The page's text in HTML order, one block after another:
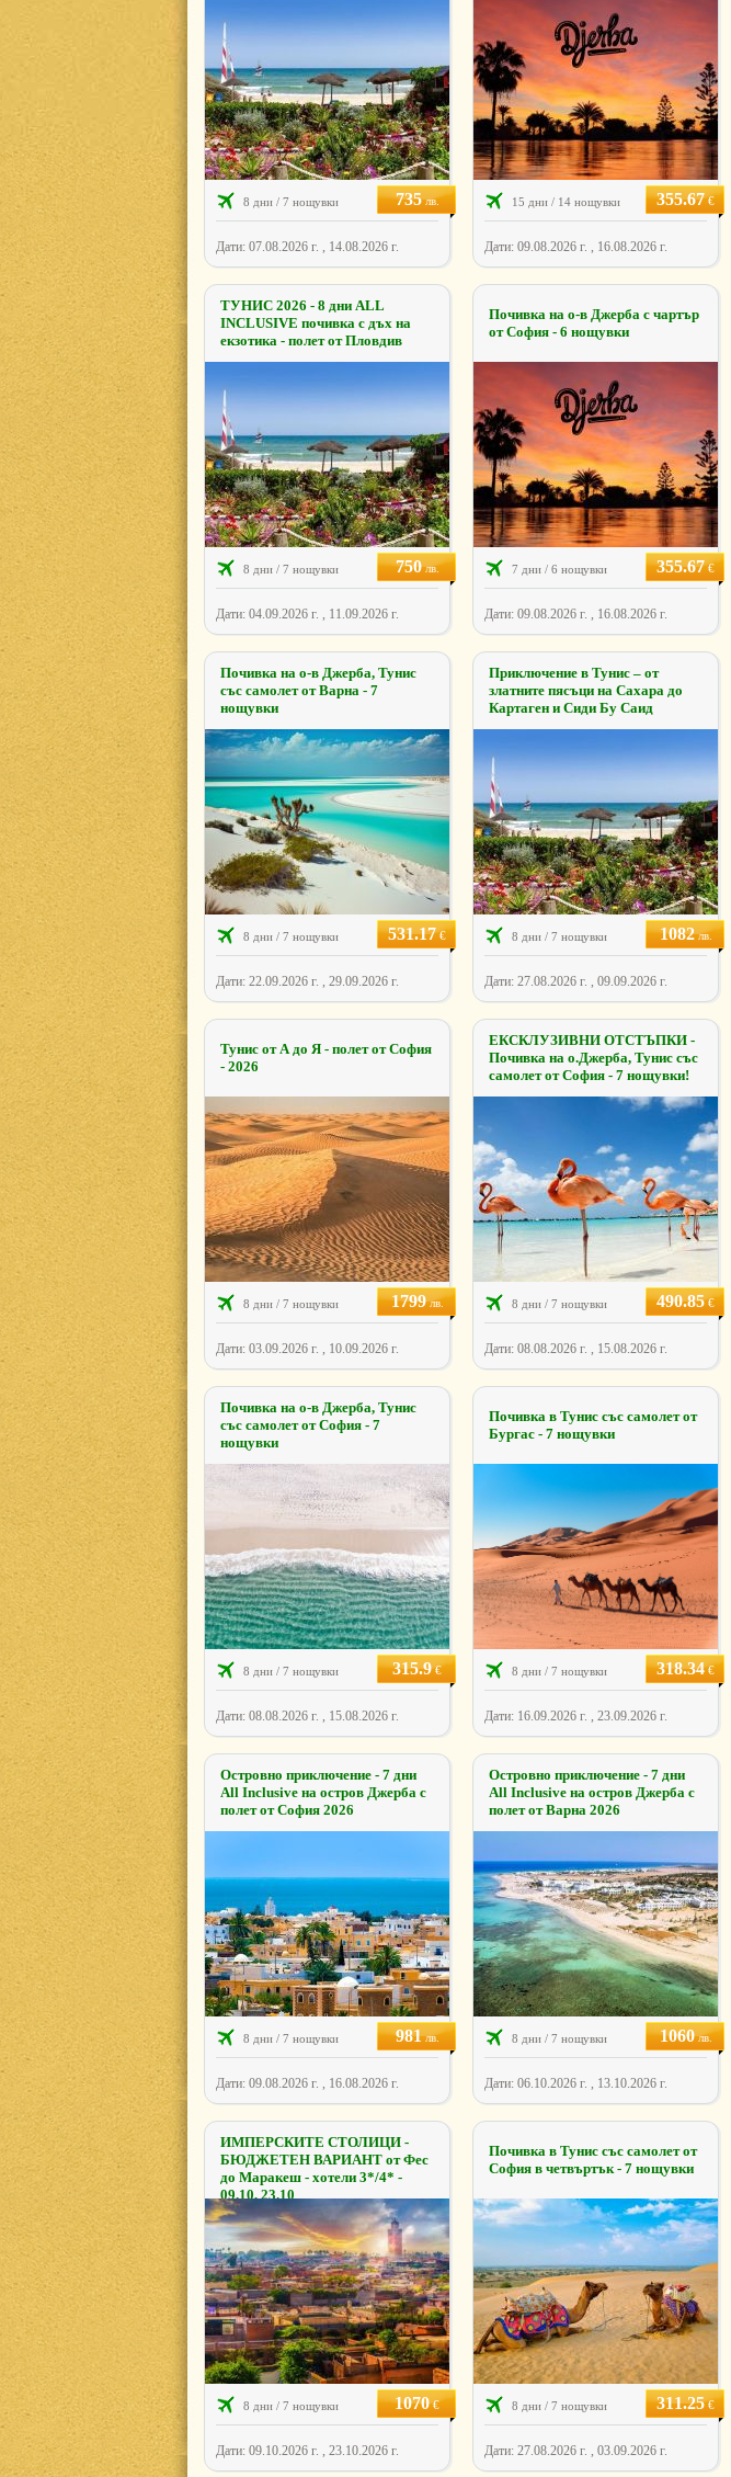
8 дни / 7 нощувки 735лв.
Дати: 07.08.2026 г. , 14.08.2026 г.
15 дни / 14 нощувки 355.67€
Дати: 09.08.2026 г. , 16.08.2026 г.
ТУНИС 2026 - 8 дни ALL
INCLUSIVE почивка с дъх на
екзотика - полет от Пловдив
8 дни / 7 нощувки 750лв.
Дати: 04.09.2026 г. , 11.09.2026 г.
Почивка на о-в Джерба с чартър
от София - 6 нощувки
7 дни / 6 нощувки 355.67€
Дати: 09.08.2026 г. , 16.08.2026 г.
Почивка на о-в Джерба, Тунис
със самолет от Варна - 7
нощувки
8 дни / 7 нощувки 531.17€
Дати: 22.09.2026 г. , 29.09.2026 г.
Приключение в Тунис – от
златните пясъци на Сахара до
Картаген и Сиди Бу Саид
8 дни / 7 нощувки 1082лв.
Дати: 27.08.2026 г. , 09.09.2026 г.
Тунис от А до Я - полет от София
- 2026
8 дни / 7 нощувки 1799лв.
Дати: 03.09.2026 г. , 10.09.2026 г.
ЕКСКЛУЗИВНИ ОТСТЪПКИ -
Почивка на о.Джерба, Тунис със
самолет от София - 7 нощувки!
8 дни / 7 нощувки 490.85€
Дати: 08.08.2026 г. , 15.08.2026 г.
Почивка на о-в Джерба, Тунис
със самолет от София - 7
нощувки
8 дни / 7 нощувки 315.9€
Дати: 08.08.2026 г. , 15.08.2026 г.
Почивка в Тунис със самолет от
Бургас - 7 нощувки
8 дни / 7 нощувки 318.34€
Дати: 16.09.2026 г. , 23.09.2026 г.
Островно приключение - 7 дни
All Inclusive на остров Джерба с
полет от София 2026
8 дни / 7 нощувки 981лв.
Дати: 09.08.2026 г. , 16.08.2026 г.
Островно приключение - 7 дни
All Inclusive на остров Джерба с
полет от Варна 2026
8 дни / 7 нощувки 1060лв.
Дати: 06.10.2026 г. , 13.10.2026 г.
ИМПЕРСКИТЕ СТОЛИЦИ -
БЮДЖЕТЕН ВАРИАНТ от Фес
до Маракеш - хотели 3*/4* -
09.10, 23.10
8 дни / 7 нощувки 1070€
Дати: 09.10.2026 г. , 23.10.2026 г.
Почивка в Тунис със самолет от
София в четвъртък - 7 нощувки
8 дни / 7 нощувки 311.25€
Дати: 27.08.2026 г. , 03.09.2026 г.